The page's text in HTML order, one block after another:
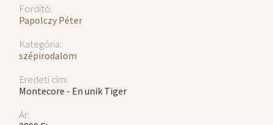
Fordító:
Papolczy Péter
Kategória:
szépirodalom
Eredeti cím:
Montecore - En unik Tiger
Ár: